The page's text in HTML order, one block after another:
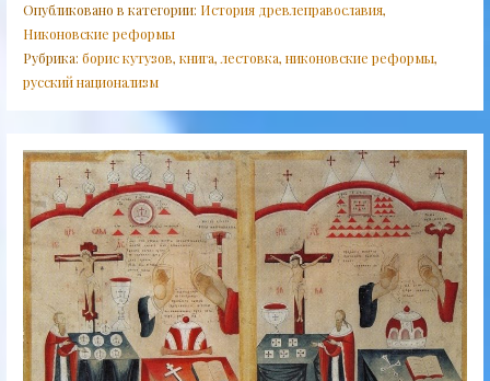
Опубликовано в категории: История древлеправославия,
Никоновские реформы
Рубрика: борис кутузов, книга,лестовка, никоновские реформы,
русский национализм